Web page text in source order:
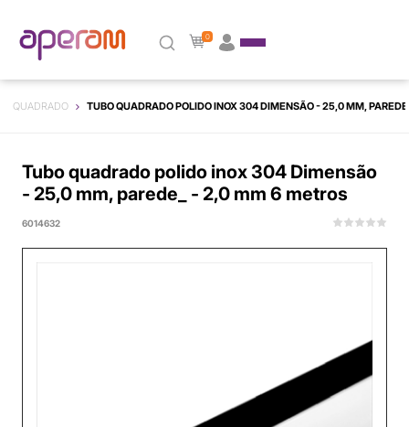
0
QUADRADO TUBO QUADRADO POLIDO INOX 304 DIMENSÃO - 25,0 MM,
Tubo quadrado polido inox 304 Dimensão
- 25,0 mm, parede_ - 2,0 mm 6 metros
6014632